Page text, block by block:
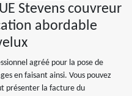
Stevens couvreur
abordable
agréé pour la pose de
en faisant ainsi. Vous pouvez
présenter la facture du